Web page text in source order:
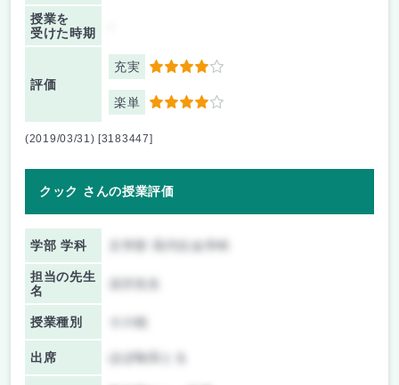
授業を
受けた時期
評価
充実 4
楽単 4
(2019/03/31) [3183447]
クック さんの授業評価
学部 学科
担当の先生
名
授業種別 その他
出席 ほぼ毎回とる